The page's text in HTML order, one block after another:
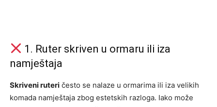
1. Ruter skriven u ormaru ili iza
namještaja
Skriveni ruteri često se nalaze u ormarima ili iza velikih
komada namještaja zbog estetskih razloga. Iako može